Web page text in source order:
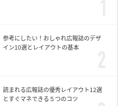
参考にしたい！おしゃれ広報誌のデザ
イン10選とレイアウトの基本
読まれる広報誌の優秀レイアウト12選
とすぐマネできる５つのコツ